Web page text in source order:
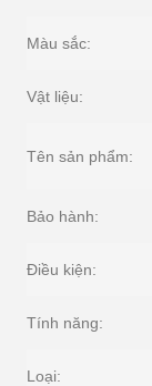
Màu sắc:
Vật liệu:
Tên sản phẩm:
Bảo hành:
Điều kiện:
Tính năng:
Loại: